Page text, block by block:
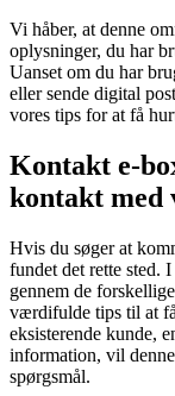
Vi håber, at denne
oplysninger, du har
Uanset om du har
eller sende digital
vores tips for at få
Kontakt e-
kontakt med
Hvis du søger at
fundet det rette sted.
gennem de
værdifulde tips til at
eksisterende kunde,
information, vil
spørgsmål.